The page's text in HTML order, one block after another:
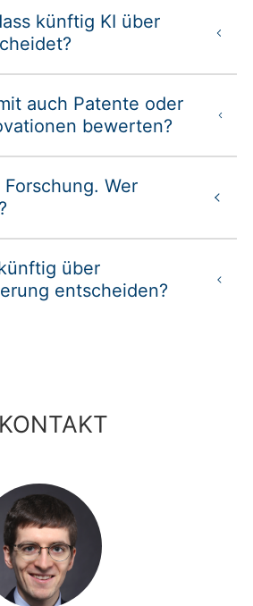
künftig KI über
auch Patente oder
bewerten?
Wer
über
entscheiden?
KONTAKT